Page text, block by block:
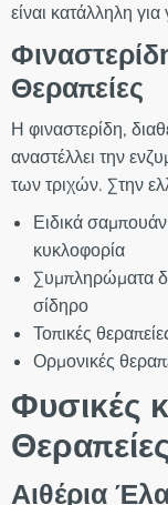
είναι κατάλληλη για
Θεραπείες
Η φιναστερίδη,
αναστέλλει την
των τριχών. Στην
Ειδικά
κυκλοφορία
Συμπληρώματα
σίδηρο
Τοπικές
Ορμονικές
Φυσικές
Αιθέρια